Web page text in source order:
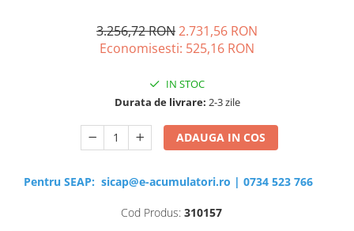
3.256,72 RON2.731,56 RON
Economisesti: 525,16 RON
IN STOC
Durata de livrare: 2-3 zile
ADAUGA IN COS
Pentru SEAP: sicap@e-acumulatori.ro | 0734 523 766
Cod Produs: 310157